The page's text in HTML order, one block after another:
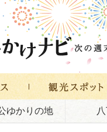
ゆかりの地